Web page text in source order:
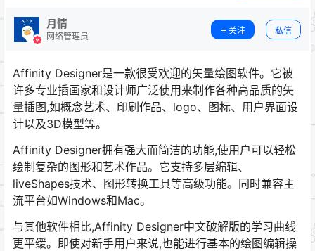
月情
网络管理员
关注 私信
Affinity Designer是一款很受欢迎的矢量绘图软件。它被
许多专业插画家和设计师广泛使用来制作各种高品质的矢
量插图,如概念艺术、印刷作品、logo、图标、用户界面设
计以及3D模型等。
Affinity Designer拥有强大而简洁的功能,使用户可以轻松
绘制复杂的图形和艺术作品。它支持多层编辑、
liveShapes技术、图形转换工具等高级功能。同时兼容主
流平台如Windows和Mac。
与其他软件相比,Affinity Designer中文破解版的学习曲线
更平缓。即使对新手用户来说,也能进行基本的绘图编辑操